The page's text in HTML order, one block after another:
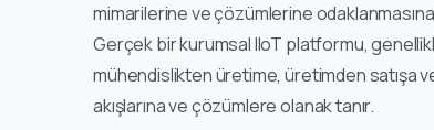
mimarilerine ve çözümlerine
Gerçek bir kurumsal IIoT platformu,
mühendislikten üretime, üretimden satışa
akışlarına ve çözümlere olanak tanır.